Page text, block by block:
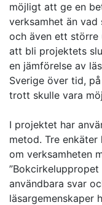
möjligt att ge en
verksamhet än vad
och även ett större
att bli projektets
en jämförelse av
Sverige över tid,
trott skulle vara
I projektet har
metod. Tre
om verksamheten
”Bokcirkeluppropet
användbara svar
läsargemenskaper